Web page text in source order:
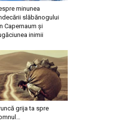
minunea
slăbănogului
Capernaum și
inimii
grija ta spre